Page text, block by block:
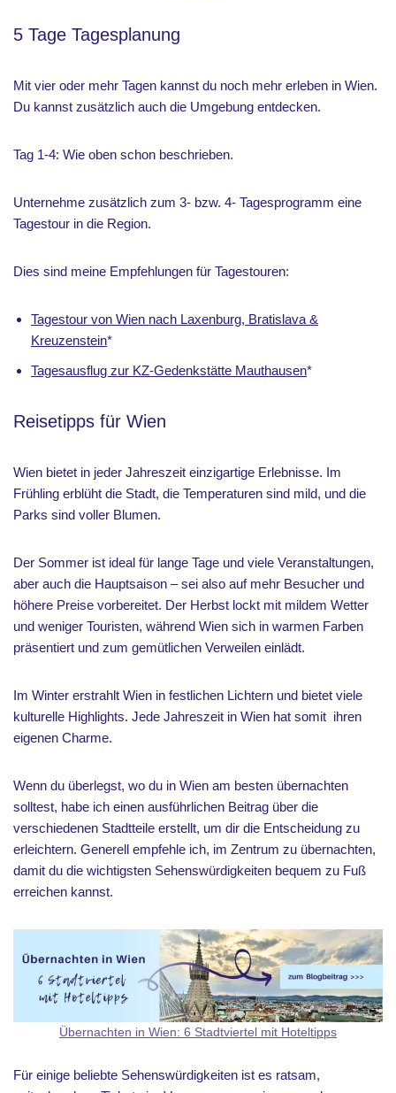
5 Tage Tagesplanung
Mit vier oder mehr Tagen kannst du noch mehr erleben in Wien.
Du kannst zusätzlich auch die Umgebung entdecken.
Tag 1-4: Wie oben schon beschrieben.
Unternehme zusätzlich zum 3- bzw. 4- Tagesprogramm eine
Tagestour in die Region.
Dies sind meine Empfehlungen für Tagestouren:
Tagestour von Wien nach Laxenburg, Bratislava &
Kreuzenstein*
Tagesausflug zur KZ-Gedenkstätte Mauthausen*
Reisetipps für Wien
Wien bietet in jeder Jahreszeit einzigartige Erlebnisse. Im
Frühling erblüht die Stadt, die Temperaturen sind mild, und die
Parks sind voller Blumen.
Der Sommer ist ideal für lange Tage und viele Veranstaltungen,
aber auch die Hauptsaison – sei also auf mehr Besucher und
höhere Preise vorbereitet. Der Herbst lockt mit mildem Wetter
und weniger Touristen, während Wien sich in warmen Farben
präsentiert und zum gemütlichen Verweilen einlädt.
Im Winter erstrahlt Wien in festlichen Lichtern und bietet viele
kulturelle Highlights. Jede Jahreszeit in Wien hat somit ihren
eigenen Charme.
Wenn du überlegst, wo du in Wien am besten übernachten
solltest, habe ich einen ausführlichen Beitrag über die
verschiedenen Stadtteile erstellt, um dir die Entscheidung zu
erleichtern. Generell empfehle ich, im Zentrum zu übernachten,
damit du die wichtigsten Sehenswürdigkeiten bequem zu Fuß
erreichen kannst.
Übernachten in Wien: 6 Stadtviertel mit Hoteltipps
Für einige beliebte Sehenswürdigkeiten ist es ratsam,